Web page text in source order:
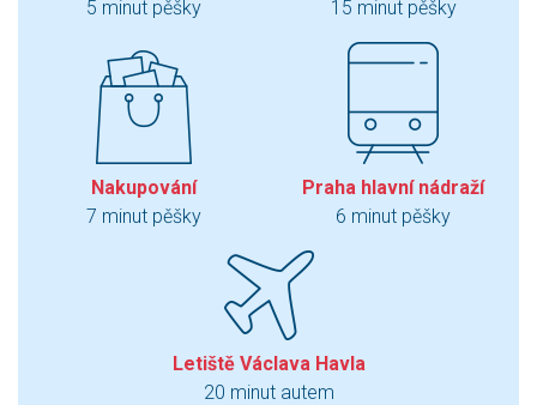
5 minut pěšky 15 minut pěšky
Nakupování
7 minut pěšky
Praha hlavní nádraží
6 minut pěšky
Letiště Václava Havla
20 minut autem